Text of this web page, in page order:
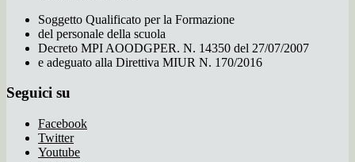
Soggetto Qualificato per la Formazione
del personale della scuola
Decreto MPI AOODGPER. N. 14350 del 27/07/2007
e adeguato alla Direttiva MIUR N. 170/2016
Seguici su
Facebook
Twitter
Youtube